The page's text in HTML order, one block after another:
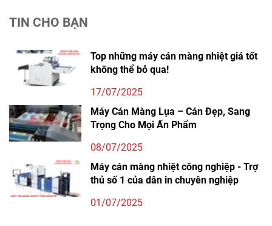
TIN CHO BẠN
Top những máy cán màng nhiệt giá tốt
không thể bỏ qua!
17/07/2025
Máy Cán Màng Lụa – Cán Đẹp, Sang
Trọng Cho Mọi Ấn Phẩm
08/07/2025
Máy cán màng nhiệt công nghiệp - Trợ
thủ số 1 của dân in chuyên nghiệp
01/07/2025